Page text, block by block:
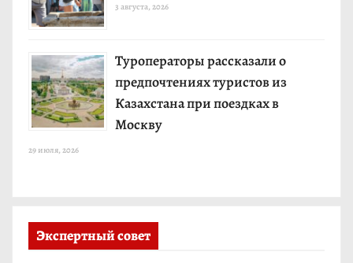
3 августа, 2026
Туроператоры рассказали о
предпочтениях туристов из
Казахстана при поездках в
Москву
29 июля, 2026
Экспертный совет